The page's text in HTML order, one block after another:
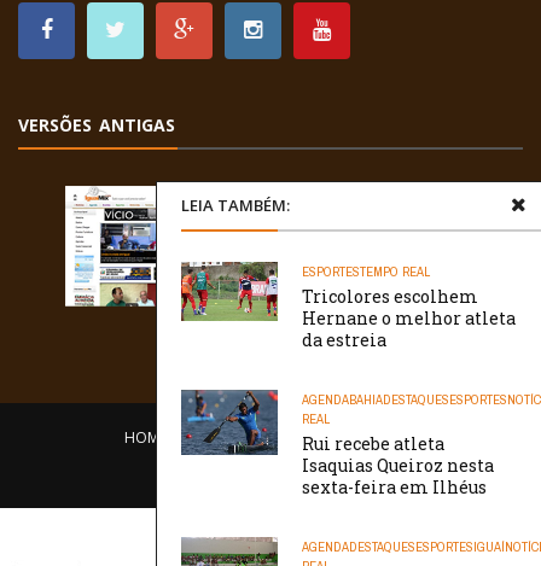
LEIA TAMBÉM:
ESPORTESTEMPO REAL
Tricolores escolhem
Hernane o melhor atleta
da estreia
AGENDABAHIADESTAQUESESPORTES
REAL
Rui recebe atleta
Isaquias Queiroz nesta
sexta-feira em Ilhéus
AGENDADESTAQUESESPORTESIGUAÍ
VERSÕES ANTIGAS
HOME EQUIPE O PORTAL CONTATO
/// WebtivaHOSTING